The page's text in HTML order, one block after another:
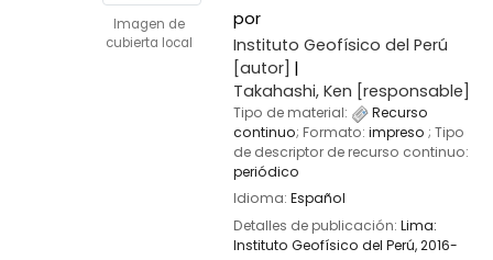
Imagen de
cubierta local
por
Instituto Geofísico del Perú
[autor]
Takahashi, Ken [responsable]
Tipo de material:
Recurso
continuo; Formato: impreso ; Tipo
de descriptor de recurso continuo:
periódico
Idioma: Español
Detalles de publicación: Lima:
Instituto Geofísico del Perú,2016-